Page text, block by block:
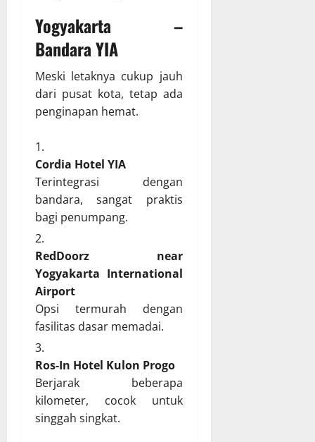
Yogyakarta –
Bandara YIA
Meski letaknya cukup jauh
dari pusat kota, tetap ada
penginapan hemat.
Cordia Hotel YIA
Terintegrasi dengan
bandara, sangat praktis
bagi penumpang.
RedDoorz near
Yogyakarta International
Airport
Opsi termurah dengan
fasilitas dasar memadai.
Ros-In Hotel Kulon Progo
Berjarak beberapa
kilometer, cocok untuk
singgah singkat.